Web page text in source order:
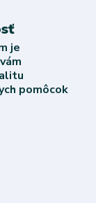
je
pomôcok